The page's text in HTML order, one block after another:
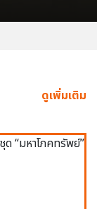
ดูเพิ่มเติม